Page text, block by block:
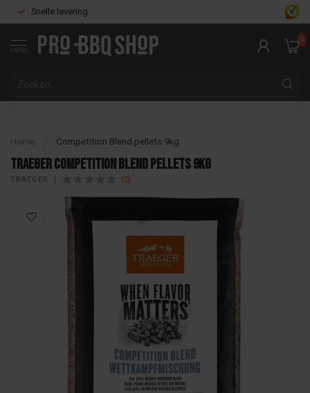
Snelle levering
MENU
0
Home Competition Blend pellets 9kg
Traeger Competition Blend pellets 9kg
TRAEGER (0)